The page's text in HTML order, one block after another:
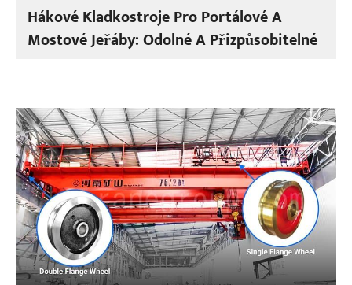
Hákové Kladkostroje Pro Portálové A
Mostové Jeřáby: Odolné A Přizpůsobitelné